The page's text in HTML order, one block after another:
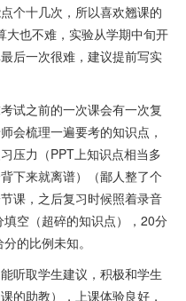
个十几次，所以喜欢翘课的
大也不难，实验从学期中旬开
后一次很难，建议提前写实
试之前的一次课会有一次复
会梳理一遍要考的知识点，
压力（PPT上知识点相当多
下来就离谱）（鄙人整了个
课，之后复习时候照着录音
空（超碎的知识点），20分
的比例未知。
听取学生建议，积极和学生
的助教），上课体验良好，